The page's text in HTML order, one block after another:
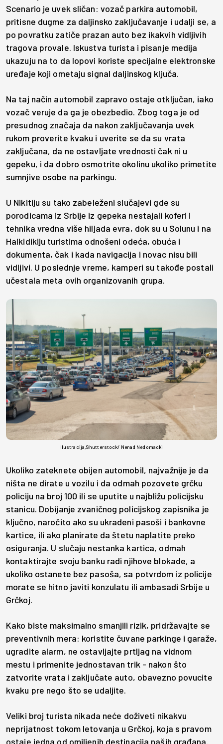
Scenario je uvek sličan: vozač parkira automobil,
pritisne dugme za daljinsko zaključavanje i udalji se, a
po povratku zatiče prazan auto bez ikakvih vidljivih
tragova provale. Iskustva turista i pisanje medija
ukazuju na to da lopovi koriste specijalne elektronske
uređaje koji ometaju signal daljinskog ključa.
Na taj način automobil zapravo ostaje otključan, iako
vozač veruje da ga je obezbedio. Zbog toga je od
presudnog značaja da nakon zaključavanja uvek
rukom proverite kvaku i uverite se da su vrata
zaključana, da ne ostavljate vrednosti čak ni u
gepeku, i da dobro osmotrite okolinu ukoliko primetite
sumnjive osobe na parkingu.
U Nikitiju su tako zabeleženi slučajevi gde su
porodicama iz Srbije iz gepeka nestajali koferi i
tehnika vredna više hiljada evra, dok su u Solunu i na
Halkidikiju turistima odnošeni odeća, obuća i
dokumenta, čak i kada navigacija i novac nisu bili
vidljivi. U poslednje vreme, kamperi su takođe postali
učestala meta ovih organizovanih grupa.
Ilustracija,Shutterstock/ Nenad Nedomacki
Ukoliko zateknete obijen automobil, najvažnije je da
ništa ne dirate u vozilu i da odmah pozovete grčku
policiju na broj 100 ili se uputite u najbližu policijsku
stanicu. Dobijanje zvaničnog policijskog zapisnika je
ključno, naročito ako su ukradeni pasoši i bankovne
kartice, ili ako planirate da štetu naplatite preko
osiguranja. U slučaju nestanka kartica, odmah
kontaktirajte svoju banku radi njihove blokade, a
ukoliko ostanete bez pasoša, sa potvrdom iz policije
morate se hitno javiti konzulatu ili ambasadi Srbije u
Grčkoj.
Kako biste maksimalno smanjili rizik, pridržavajte se
preventivnih mera: koristite čuvane parkinge i garaže,
ugradite alarm, ne ostavljajte prtljag na vidnom
mestu i primenite jednostavan trik - nakon što
zatvorite vrata i zaključate auto, obavezno povucite
kvaku pre nego što se udaljite.
Veliki broj turista nikada neće doživeti nikakvu
neprijatnost tokom letovanja u Grčkoj, koja s pravom
ostaje jedna od omiljenih destinacija naših građana.